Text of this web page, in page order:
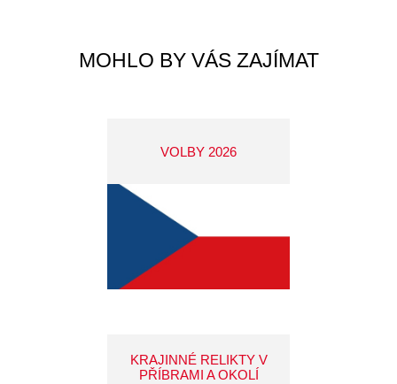
MOHLO BY VÁS ZAJÍMAT
VOLBY 2026
KRAJINNÉ RELIKTY V
PŘÍBRAMI A OKOLÍ